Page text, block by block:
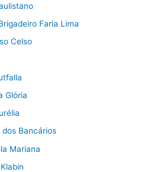
Faria Lima
Celso
Glória
dos Bancários
Mariana